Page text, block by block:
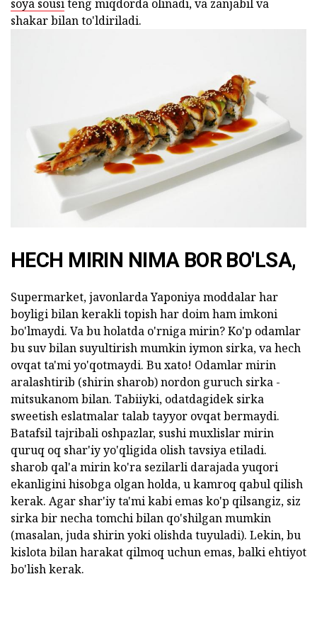
soya sousiteng miqdorda olinadi, va zanjabil va
shakar bilan to'ldiriladi.
HECH MIRIN NIMA BOR BO'LSA,
Supermarket, javonlarda Yaponiya moddalar har
boyligi bilan kerakli topish har doim ham imkoni
bo'lmaydi. Va bu holatda o'rniga mirin? Ko'p odamlar
bu suv bilan suyultirish mumkin iymon sirka, va hech
ovqat ta'mi yo'qotmaydi. Bu xato! Odamlar mirin
aralashtirib (shirin sharob) nordon guruch sirka -
mitsukanom bilan. Tabiiyki, odatdagidek sirka
sweetish eslatmalar talab tayyor ovqat bermaydi.
Batafsil tajribali oshpazlar, sushi muxlislar mirin
quruq oq shar'iy yo'qligida olish tavsiya etiladi.
sharob qal'a mirin ko'ra sezilarli darajada yuqori
ekanligini hisobga olgan holda, u kamroq qabul qilish
kerak. Agar shar'iy ta'mi kabi emas ko'p qilsangiz, siz
sirka bir necha tomchi bilan qo'shilgan mumkin
(masalan, juda shirin yoki olishda tuyuladi). Lekin, bu
kislota bilan harakat qilmoq uchun emas, balki ehtiyot
bo'lish kerak.